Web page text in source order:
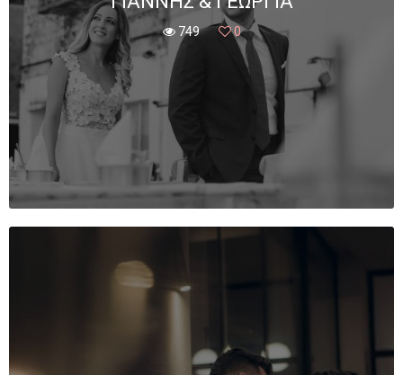
749 0